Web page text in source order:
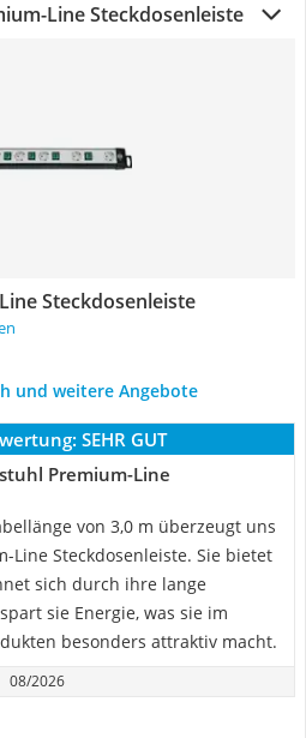
Line Steckdosenleiste
Steckdosenleiste
und weitere Angebote
SEHR GUT
Premium-Line
von 3,0 m überzeugt uns
Line Steckdosenleiste. Sie bietet
sich durch ihre lange
sie Energie, was sie im
besonders attraktiv macht.
08/2026